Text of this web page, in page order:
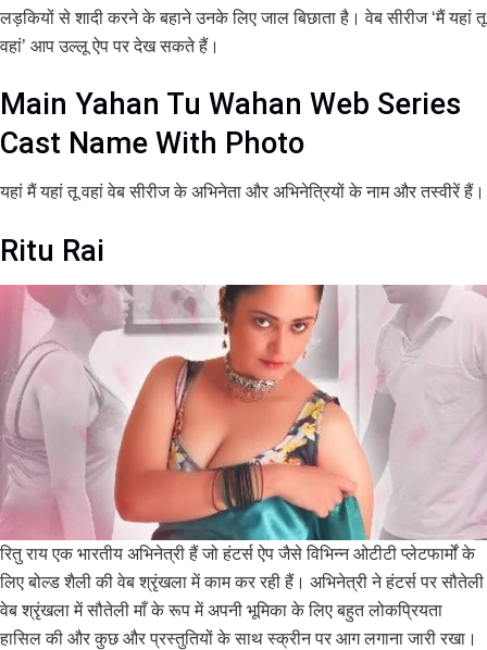
लड़कियों से शादी करने के बहाने उनके लिए जाल बिछाता है। वेब सीरीज ‘मैं यहां तू
वहां’ आप उल्लू ऐप पर देख सकते हैं।
Main Yahan Tu Wahan Web Series
Cast Name With Photo
यहां मैं यहां तू वहां वेब सीरीज के अभिनेता और अभिनेत्रियों के नाम और तस्वीरें हैं।
Ritu Rai
रितु राय एक भारतीय अभिनेत्री हैं जो हंटर्स ऐप जैसे विभिन्न ओटीटी प्लेटफार्मों के
लिए बोल्ड शैली की वेब श्रृंखला में काम कर रही हैं। अभिनेत्री ने हंटर्स पर सौतेली
वेब श्रृंखला में सौतेली माँ के रूप में अपनी भूमिका के लिए बहुत लोकप्रियता
हासिल की और कुछ और प्रस्तुतियों के साथ स्क्रीन पर आग लगाना जारी रखा।